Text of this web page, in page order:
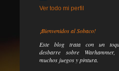
Ver todo mi perfil
¡Bienvenidos al Sobaco!
Este blog trata con un
desbarre sobre Warhammer,
muchos juegos y pintura.